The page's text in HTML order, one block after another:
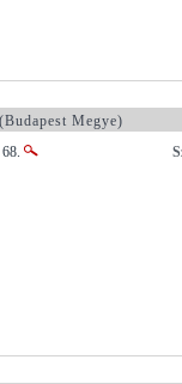
(Budapest Megye)